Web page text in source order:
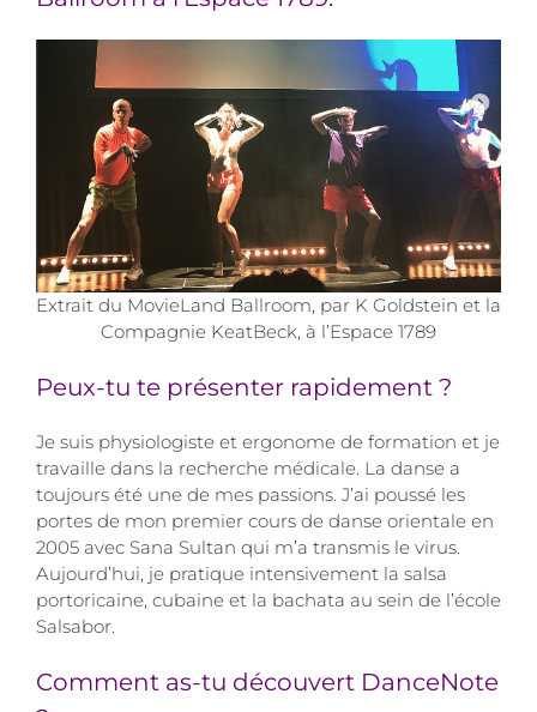
Extrait du MovieLand Ballroom, par K Goldstein et la
Compagnie KeatBeck, à l’Espace 1789
Peux-tu te présenter rapidement ?
Je suis physiologiste et ergonome de formation et je
travaille dans la recherche médicale. La danse a
toujours été une de mes passions. J’ai poussé les
portes de mon premier cours de danse orientale en
2005 avec Sana Sultan qui m’a transmis le virus.
Aujourd’hui, je pratique intensivement la salsa
portoricaine, cubaine et la bachata au sein de l’école
Salsabor.
Comment as-tu découvert DanceNote